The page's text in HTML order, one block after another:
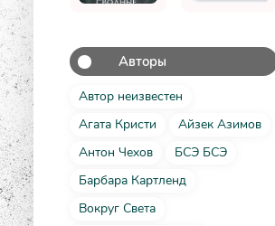
Авторы
Автор неизвестен
Агата Кристи
Айзек Азимов
Антон Чехов
БСЭ БСЭ
Барбара Картленд
Вокруг Света